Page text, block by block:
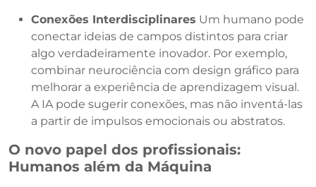
Conexões Interdisciplinares Um humano pode
conectar ideias de campos distintos para criar
algo verdadeiramente inovador. Por exemplo,
combinar neurociência com design gráfico para
melhorar a experiência de aprendizagem visual.
A IA pode sugerir conexões, mas não inventá-las
a partir de impulsos emocionais ou abstratos.
O novo papel dos profissionais:
Humanos além da Máquina